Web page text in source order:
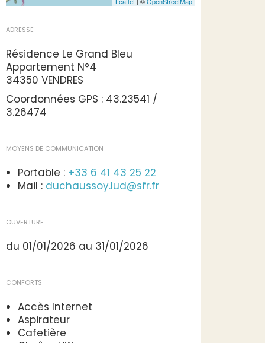
ADRESSE
Résidence Le Grand Bleu
Appartement N°4
34350 VENDRES
Coordonnées GPS : 43.23541 /
3.26474
MOYENS DE COMMUNICATION
Portable : +33 6 41 43 25 22
Mail : duchaussoy.lud@sfr.fr
OUVERTURE
du 01/01/2026 au 31/01/2026
CONFORTS
Accès Internet
Aspirateur
Cafetière